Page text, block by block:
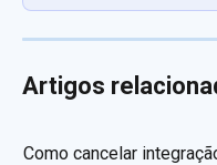
Artigos
Como cancelar